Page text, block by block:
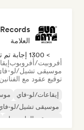
العلامة
> 1300 إجابة تم تقديمها
أفروبيت/أفروبوب
موسيقى تشيل/لو-
توقيع عقود مع
إيقاعات/لو-فاي
موسيقى تشيل/لو-
موسيقى الدانسهول